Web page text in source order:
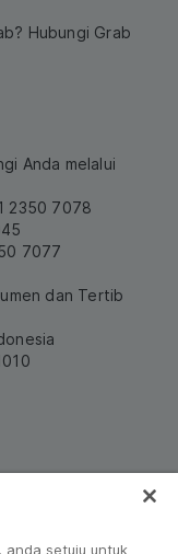
Hubungi Grab
Anda melalui
2350 7078
7077
dan Tertib
anda setuju untuk